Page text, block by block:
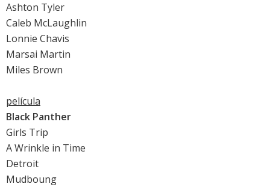
Ashton Tyler
Caleb McLaughlin
Lonnie Chavis
Marsai Martin
Miles Brown
película
Black Panther
Girls Trip
A Wrinkle in Time
Detroit
Mudboung